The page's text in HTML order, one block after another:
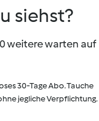
siehst?
weitere warten auf
30-Tage Abo. Tauche
jegliche Verpflichtung.